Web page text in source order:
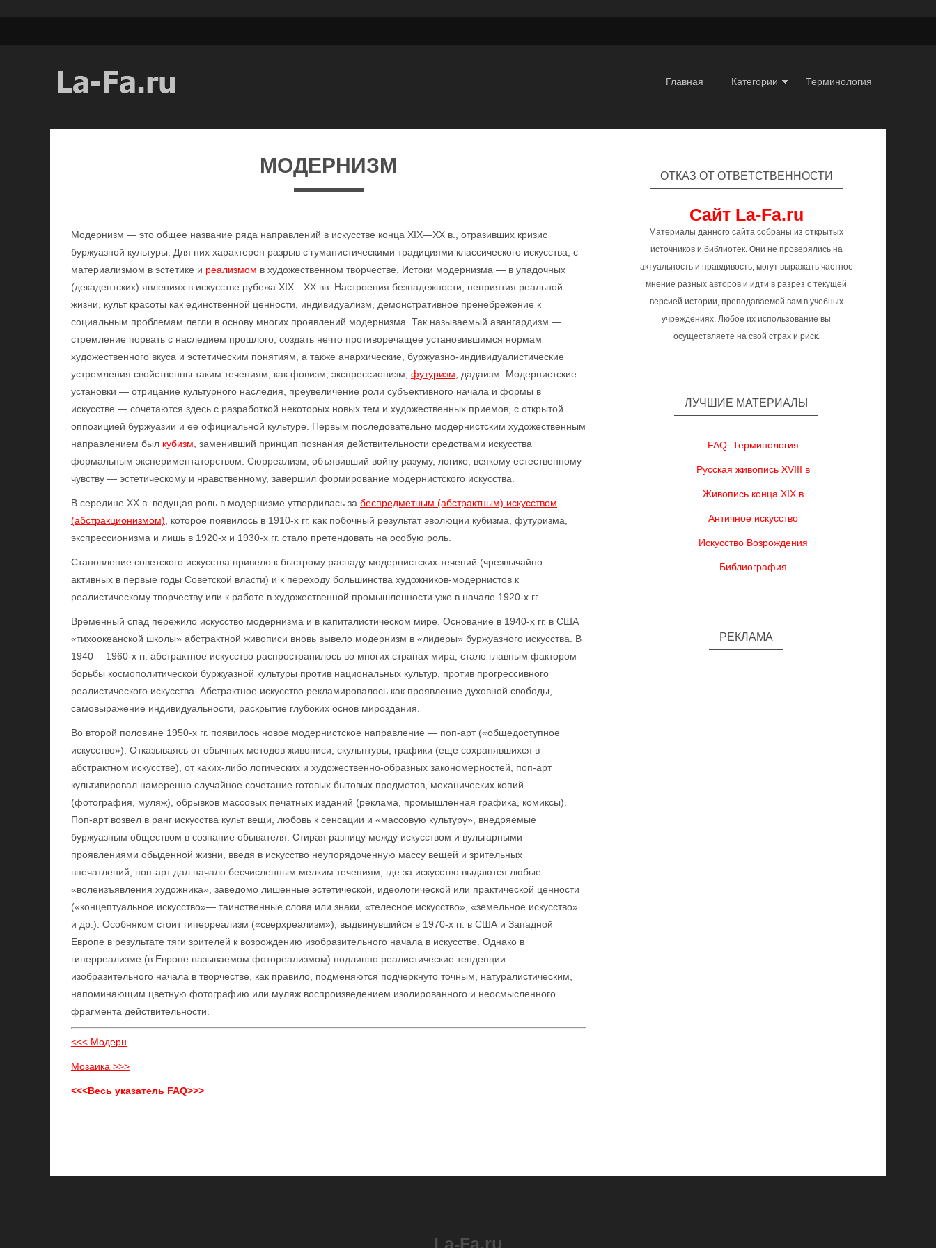
Главная Категории Терминология
МОДЕРНИЗМ
Модернизм — это общее название ряда направлений в искусстве конца XIX—XX в., отразивших кризис
буржуазной культуры. Для них характерен разрыв с гуманистическими традициями классического искусства, с
материализмом в эстетике и реализмом в художественном творчестве. Истоки модернизма — в упадочных
(декадентских) явлениях в искусстве рубежа XIX—XX вв. Настроения безнадежности, неприятия реальной
жизни, культ красоты как единственной ценности, индивидуализм, демонстративное пренебрежение к
социальным проблемам легли в основу многих проявлений модернизма. Так называемый авангардизм —
стремление порвать с наследием прошлого, создать нечто противоречащее установившимся нормам
художественного вкуса и эстетическим понятиям, а также анархические, буржуазно-индивидуалистические
устремления свойственны таким течениям, как фовизм, экспрессионизм, футуризм , дадаизм. Модернистские
установки — отрицание культурного наследия, преувеличение роли субъективного начала и формы в
искусстве — сочетаются здесь с разработкой некоторых новых тем и художественных приемов, с открытой
оппозицией буржуазии и ее официальной культуре. Первым последовательно модернистским художественным
направлением был кубизм , заменивший принцип познания действительности средствами искусства
формальным экспериментаторством. Сюрреализм, объявивший войну разуму, логике, всякому естественному
чувству — эстетическому и нравственному, завершил формирование модернистского искусства.
В середине XX в. ведущая роль в модернизме утвердилась за беспредметным (абстрактным) искусством
(абстракционизмом) , которое появилось в 1910-х гг. как побочный результат эволюции кубизма, футуризма,
экспрессионизма и лишь в 1920-х и 1930-х гг. стало претендовать на особую роль.
Становление советского искусства привело к быстрому распаду модернистских течений (чрезвычайно
активных в первые годы Советской власти) и к переходу большинства художников-модернистов к
реалистическому творчеству или к работе в художественной промышленности уже в начале 1920-х гг.
Временный спад пережило искусство модернизма и в капиталистическом мире. Основание в 1940-х гг. в США
«тихоокеанской школы» абстрактной живописи вновь вывело модернизм в «лидеры» буржуазного искусства. В
1940— 1960-х гг. абстрактное искусство распространилось во многих странах мира, стало главным фактором
борьбы космополитической буржуазной культуры против национальных культур, против прогрессивного
реалистического искусства. Абстрактное искусство рекламировалось как проявление духовной свободы,
самовыражение индивидуальности, раскрытие глубоких основ мироздания.
Во второй половине 1950-х гг. появилось новое модернистское направление — поп-арт («общедоступное
искусство»). Отказываясь от обычных методов живописи, скульптуры, графики (еще сохранявшихся в
абстрактном искусстве), от каких-либо логических и художественно-образных закономерностей, поп-арт
культивировал намеренно случайное сочетание готовых бытовых предметов, механических копий
(фотография, муляж), обрывков массовых печатных изданий (реклама, промышленная графика, комиксы).
Поп-арт возвел в ранг искусства культ вещи, любовь к сенсации и «массовую культуру», внедряемые
буржуазным обществом в сознание обывателя. Стирая разницу между искусством и вульгарными
проявлениями обыденной жизни, введя в искусство неупорядоченную массу вещей и зрительных
впечатлений, поп-арт дал начало бесчисленным мелким течениям, где за искусство выдаются любые
«волеизъявления художника», заведомо лишенные эстетической, идеологической или практической ценности
(«концептуальное искусство»— таинственные слова или знаки, «телесное искусство», «земельное искусство»
и др.). Особняком стоит гиперреализм («сверхреализм»), выдвинувшийся в 1970-х гг. в США и Западной
Европе в результате тяги зрителей к возрождению изобразительного начала в искусстве. Однако в
гиперреализме (в Европе называемом фотореализмом) подлинно реалистические тенденции
изобразительного начала в творчестве, как правило, подменяются подчеркнуто точным, натуралистическим,
напоминающим цветную фотографию или муляж воспроизведением изолированного и неосмысленного
фрагмента действительности.
<<< Модерн
Мозаика >>>
<<<Весь указатель FAQ>>>
ОТКАЗ ОТ ОТВЕТСТВЕННОСТИ
Сайт La-Fa.ru
Материалы данного сайта собраны из открытых
источников и библиотек. Они не проверялись на
актуальность и правдивость, могут выражать частное
мнение разных авторов и идти в разрез с текущей
версией истории, преподаваемой вам в учебных
учреждениях. Любое их использование вы
осуществляете на свой страх и риск.
ЛУЧШИЕ МАТЕРИАЛЫ
FAQ. Терминология
Русская живопись XVIII в
Живопись конца XIX в
Античное искусство
Искусство Возрождения
Библиография
РЕКЛАМА
La-Fa.ru